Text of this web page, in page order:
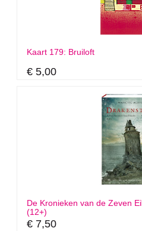
Kaart 179: Bruiloft
€ 5,00
De Kronieken van de Zeven
(12+)
€ 7,50